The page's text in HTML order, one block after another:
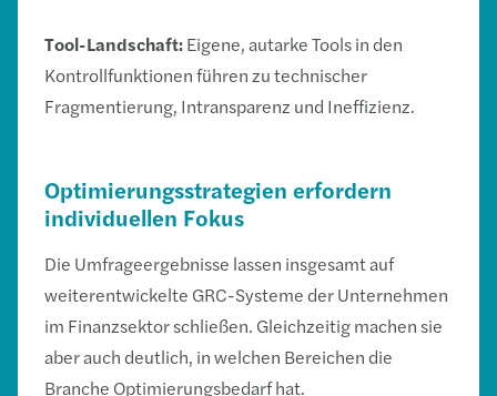
Tool-Landschaft:Eigene, autarke Tools in den
Kontrollfunktionen führen zu technischer
Fragmentierung, Intransparenz und Ineffizienz.
Optimierungsstrategien erfordern
individuellen Fokus
Die Umfrageergebnisse lassen insgesamt auf
weiterentwickelte GRC-Systeme der Unternehmen
im Finanzsektor schließen. Gleichzeitig machen sie
aber auch deutlich, in welchen Bereichen die
Branche Optimierungsbedarf hat.